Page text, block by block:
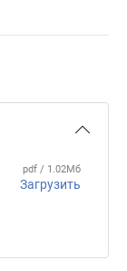
pdf / 1.02Мб
Загрузить